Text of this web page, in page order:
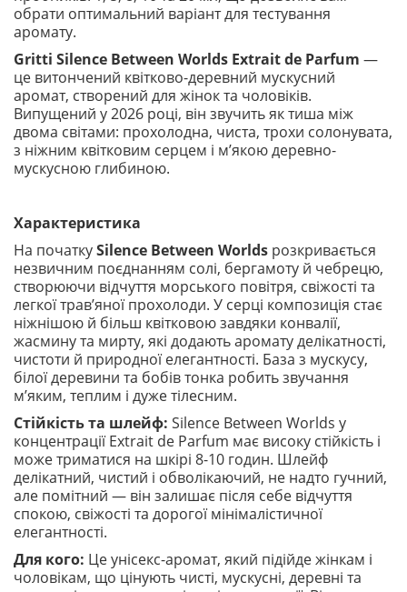
обрати оптимальний варіант для тестування
аромату.
Gritti Silence Between Worlds Extrait de Parfum —
це витончений квітково-деревний мускусний
аромат, створений для жінок та чоловіків.
Випущений у 2026 році, він звучить як тиша між
двома світами: прохолодна, чиста, трохи солонувата,
з ніжним квітковим серцем і м’якою деревно-
мускусною глибиною.
Характеристика
На початкуSilence Between Worlds розкривається
незвичним поєднанням солі, бергамоту й чебрецю,
створюючи відчуття морського повітря, свіжості та
легкої трав’яної прохолоди. У серці композиція стає
ніжнішою й більш квітковою завдяки конвалії,
жасмину та мирту, які додають аромату делікатності,
чистоти й природної елегантності. База з мускусу,
білої деревини та бобів тонка робить звучання
м’яким, теплим і дуже тілесним.
Стійкість та шлейф: Silence Between Worlds у
концентрації Extrait de Parfum має високу стійкість і
може триматися на шкірі 8-10 годин. Шлейф
делікатний, чистий і обволікаючий, не надто гучний,
але помітний — він залишає після себе відчуття
спокою, свіжості та дорогої мінімалістичної
елегантності.
Для кого: Це унісекс-аромат, який підійде жінкам і
чоловікам, що цінують чисті, мускусні, деревні та